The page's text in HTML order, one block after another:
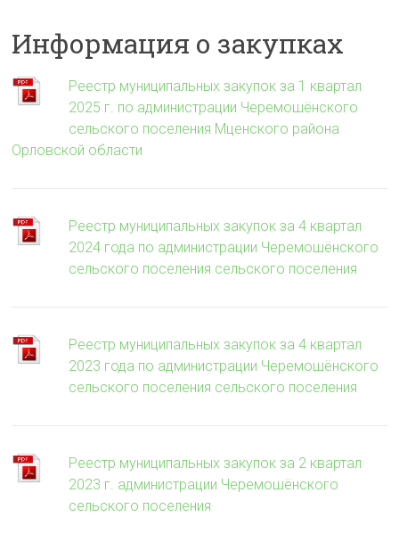
Информация о закупках
Реестр муниципальных закупок за 1 квартал
2025 г. по администрации Черемошёнского
сельского поселения Мценского района
Орловской области
Реестр муниципальных закупок за 4 квартал
2024 года по администрации Черемошёнского
сельского поселения сельского поселения
Реестр муниципальных закупок за 4 квартал
2023 года по администрации Черемошёнского
сельского поселения сельского поселения
Реестр муниципальных закупок за 2 квартал
2023 г. администрации Черемошёнского
сельского поселения